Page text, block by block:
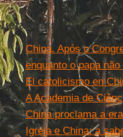
Leia mais
China. Após o
enquanto o papa
El catolicismo en
A Academia de
China proclama a
Igreja e China: a